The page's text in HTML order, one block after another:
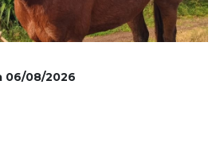
06/08/2026